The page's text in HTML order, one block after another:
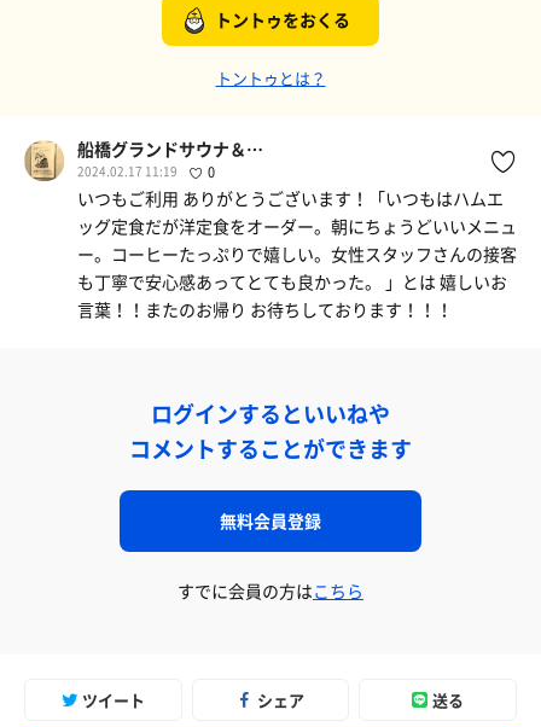
トントゥをおくる
トントゥとは？
船橋グランドサウナ＆カプセルホテル
2024.02.17 11:19 0
いつもご利用 ありがとうございます！「いつもはハムエ
ッグ定食だが洋定食をオーダー。朝にちょうどいいメニュ
ー。コーヒーたっぷりで嬉しい。女性スタッフさんの接客
も丁寧で安心感あってとても良かった。 」とは 嬉しいお
言葉！！またのお帰り お待ちしております！！！
ログインするといいねや
コメントすることができます
無料会員登録
すでに会員の方はこちら
ツイート シェア 送る